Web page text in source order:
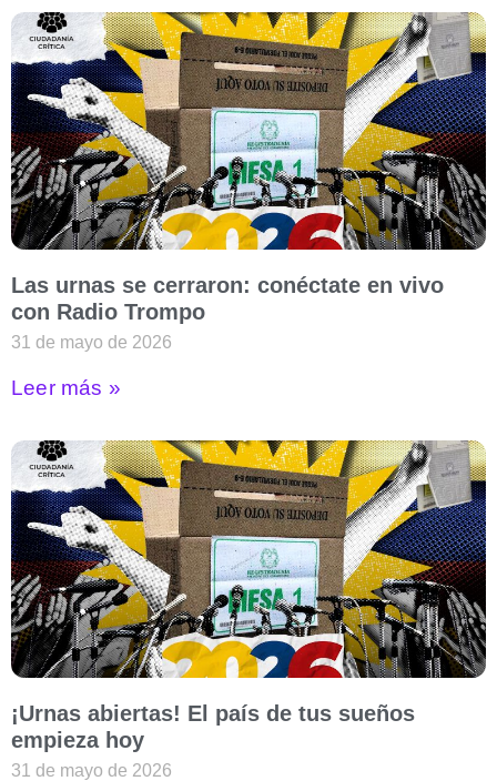
Las urnas se cerraron: conéctate en vivo
con Radio Trompo
31 de mayo de 2026
Leer más »
¡Urnas abiertas! El país de tus sueños
empieza hoy
31 de mayo de 2026